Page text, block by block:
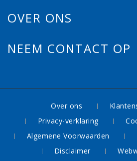
OVER ONS
NEEM CONTACT OP
Over ons
Privacy-verklaring
Algemene Voorwaarden
Disclaimer